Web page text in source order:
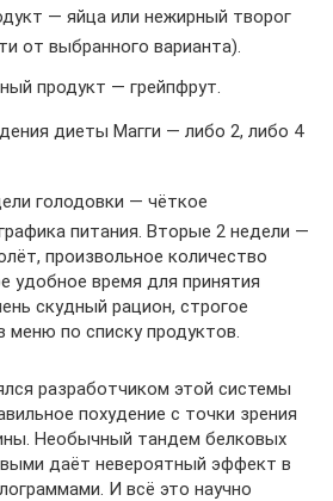
— яйца или нежирный творог
от выбранного варианта).
продукт — грейпфрут.
диеты Магги — либо 2, либо 4
голодовки — чёткое
питания. Вторые 2 недели —
произвольное количество
удобное время для принятия
скудный рацион, строгое
меню по списку продуктов.
разработчиком этой системы
похудение с точки зрения
Необычный тандем белковых
даёт невероятный эффект в
И всё это научно